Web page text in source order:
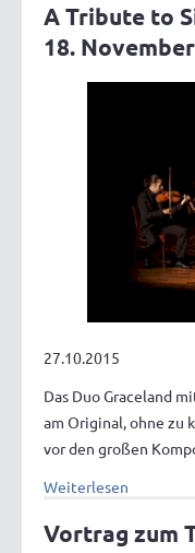
A Tribute to
18.
27.10.2015
Das Duo Graceland
am Original, ohne zu
vor den großen
Weiterlesen
Vortrag zum